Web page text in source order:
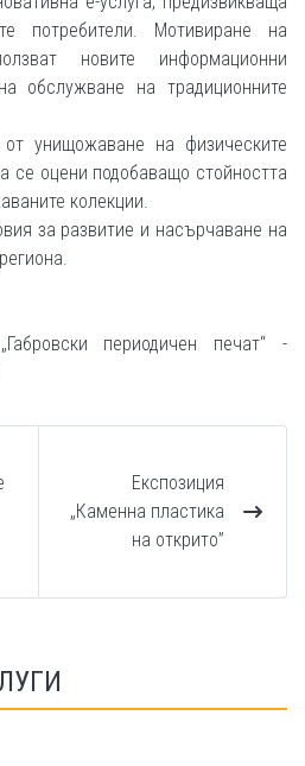
потребители. Мотивиране на
новите информационни
обслужване на традиционните
на физическите
се оцени подобаващо стойността
колекции.
за развитие и насърчаване на
периодичен печат“ -
Експозиция
„Каменна пластика
на открито”